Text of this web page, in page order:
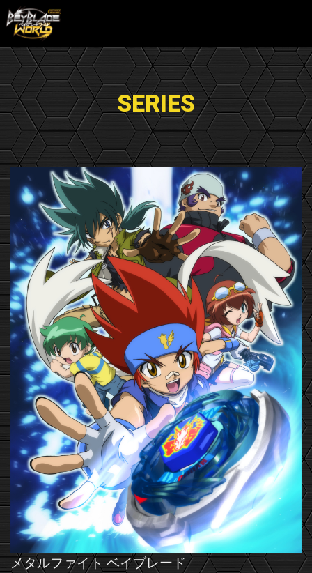
SERIES
メタルファイト ベイブレード